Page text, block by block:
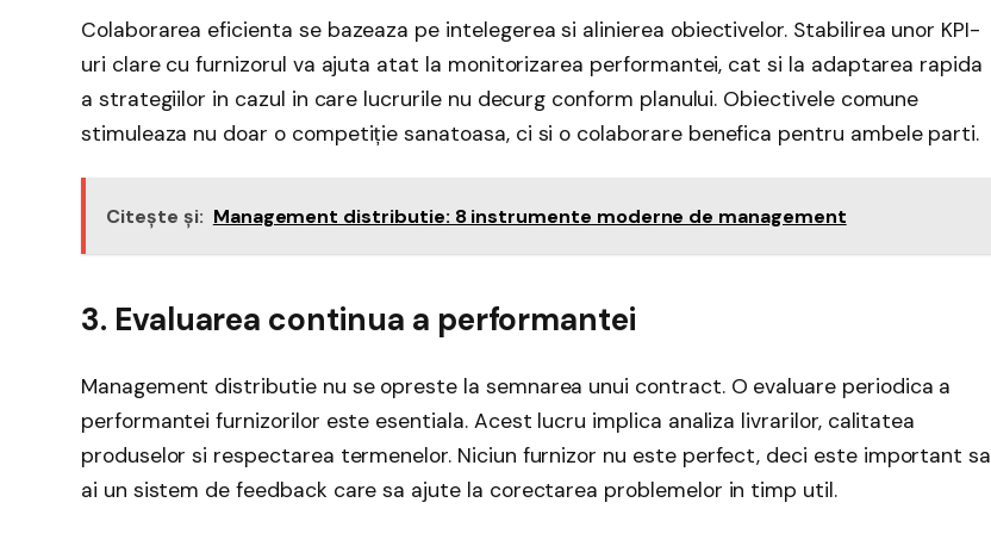
Colaborarea eficienta se bazeaza pe intelegerea si alinierea obiectivelor. Stabilirea unor KPI-
uri clare cu furnizorul va ajuta atat la monitorizarea performantei, cat si la adaptarea rapida
a strategiilor in cazul in care lucrurile nu decurg conform planului. Obiectivele comune
stimuleaza nu doar o competiție sanatoasa, ci si o colaborare benefica pentru ambele parti.
Citește și: Management distributie: 8 instrumente moderne de management
3. Evaluarea continua a performantei
Management distributie nu se opreste la semnarea unui contract. O evaluare periodica a
performantei furnizorilor este esentiala. Acest lucru implica analiza livrarilor, calitatea
produselor si respectarea termenelor. Niciun furnizor nu este perfect, deci este important sa
ai un sistem de feedback care sa ajute la corectarea problemelor in timp util.